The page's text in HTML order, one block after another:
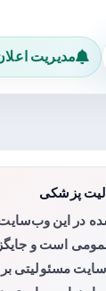
مدیریت
پزشکی
در این
است و
مسئولیتی